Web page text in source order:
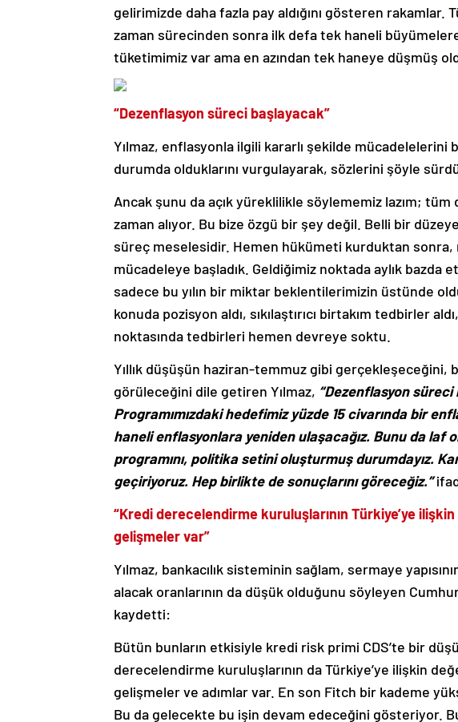
gelirimizde daha fazla pay aldığını gösteren rakamlar.
zaman sürecinden sonra ilk defa tek haneli
tüketimimiz var ama en azından tek haneye düşmüş
“Dezenflasyon süreci başlayacak”
Yılmaz, enflasyonla ilgili kararlı şekilde mücadelelerini
durumda olduklarını vurgulayarak, sözlerini şöyle
Ancak şunu da açık yüreklilikle söylememiz lazım;
zaman alıyor. Bu bize özgü bir şey değil. Belli bir
süreç meselesidir. Hemen hükümeti kurduktan sonra,
mücadeleye başladık. Geldiğimiz noktada aylık bazda
sadece bu yılın bir miktar beklentilerimizin üstünde
konuda pozisyon aldı, sıkılaştırıcı birtakım tedbirler
noktasında tedbirleri hemen devreye soktu.
Yıllık düşüşün haziran-temmuz gibi gerçekleşeceğini,
görüleceğini dile getiren Yılmaz, “Dezenflasyon süreci
Programımızdaki hedefimiz yüzde 15 civarında bir
haneli enflasyonlara yeniden ulaşacağız. Bunu da laf
programını, politika setini oluşturmuş durumdayız.
geçiriyoruz. Hep birlikte de sonuçlarını göreceğiz.”
“Kredi derecelendirme kuruluşlarının Türkiye’ye
gelişmeler var”
Yılmaz, bankacılık sisteminin sağlam, sermaye
alacak oranlarının da düşük olduğunu söyleyen
kaydetti:
Bütün bunların etkisiyle kredi risk primi CDS’te bir
derecelendirme kuruluşlarının da Türkiye’ye ilişkin
gelişmeler ve adımlar var. En son Fitch bir kademe
Bu da gelecekte bu işin devam edeceğini gösteriyor.